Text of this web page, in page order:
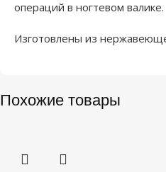
операций в ногтевом валике.
Изготовлены из
Похожие товары